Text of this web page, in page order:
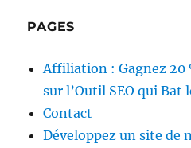
PAGES
Affiliation : Gagnez 20
sur l’Outil SEO qui Bat
Contact
Développez un site de